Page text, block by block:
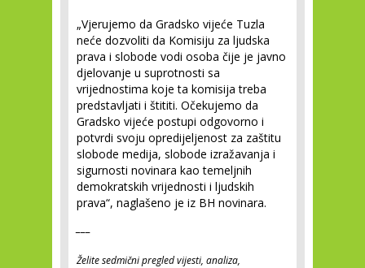
„Vjerujemo da Gradsko vijeće Tuzla
neće dozvoliti da Komisiju za ljudska
prava i slobode vodi osoba čije je javno
djelovanje u suprotnosti sa
vrijednostima koje ta komisija treba
predstavljati i štititi. Očekujemo da
Gradsko vijeće postupi odgovorno i
potvrdi svoju opredijeljenost za zaštitu
slobode medija, slobode izražavanja i
sigurnosti novinara kao temeljnih
demokratskih vrijednosti i ljudskih
prava“, naglašeno je iz BH novinara.
Želite sedmični pregled vijesti, analiza,